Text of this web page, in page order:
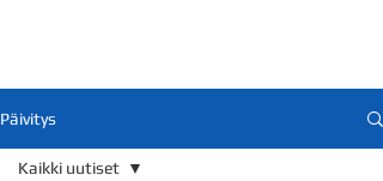
Päivitys
Kaikki uutiset